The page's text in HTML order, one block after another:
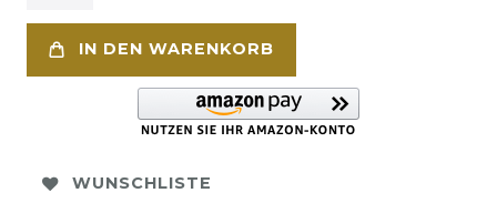
IN DEN WARENKORB
WUNSCHLISTE